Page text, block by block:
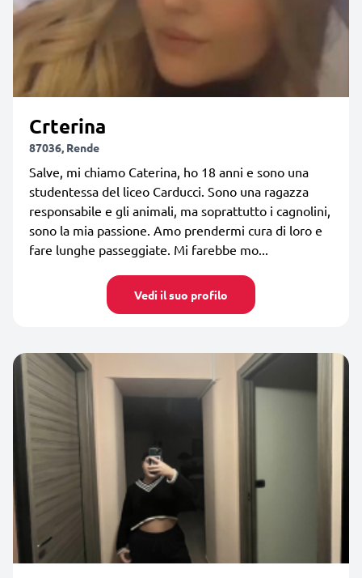
Crterina
87036, Rende
Salve, mi chiamo Caterina, ho 18 anni e sono una
studentessa del liceo Carducci. Sono una ragazza
responsabile e gli animali, ma soprattutto i cagnolini,
sono la mia passione. Amo prendermi cura di loro e
fare lunghe passeggiate. Mi farebbe mo...
Vedi il suo profilo